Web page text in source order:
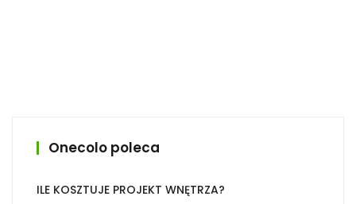
Onecolo poleca
ILE KOSZTUJE PROJEKT WNĘTRZA?